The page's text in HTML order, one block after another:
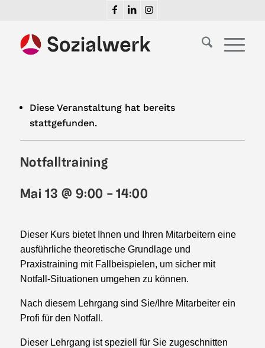
Diese Veranstaltung hat bereits
stattgefunden.
Notfalltraining
Mai 13 @ 9:00 -14:00
Dieser Kurs bietet Ihnen und Ihren Mitarbeitern eine
ausführliche theoretische Grundlage und
Praxistraining mit Fallbeispielen, um sicher mit
Notfall-Situationen umgehen zu können.
Nach diesem Lehrgang sind Sie/Ihre Mitarbeiter ein
Profi für den Notfall.
Dieser Lehrgang ist speziell für Sie zugeschnitten